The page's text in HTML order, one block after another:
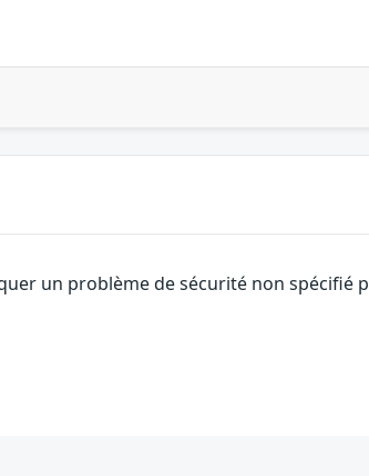
un problème de sécurité non spécifié